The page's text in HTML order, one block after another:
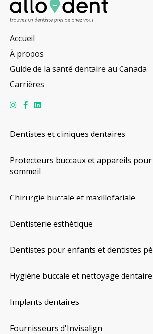
Accueil
À propos
Guide de la santé dentaire au Canada
Carrières
Dentistes et cliniques dentaires
Protecteurs buccaux et appareils
sommeil
Chirurgie buccale et maxillofaciale
Dentisterie esthétique
Dentistes pour enfants et dentistes
Hygiène buccale et nettoyage dentaire
Implants dentaires
Fournisseurs d'Invisalign